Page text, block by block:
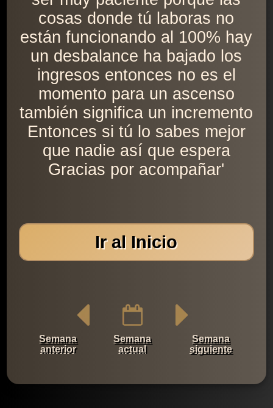
cosas donde tú laboras no
están funcionando al 100% hay
un desbalance ha bajado los
ingresos entonces no es el
momento para un ascenso
también significa un incremento
Entonces si tú lo sabes mejor
que nadie así que espera
Gracias por acompañar'
Ir al Inicio
Semana
anterior
Semana
actual
Semana
siguiente